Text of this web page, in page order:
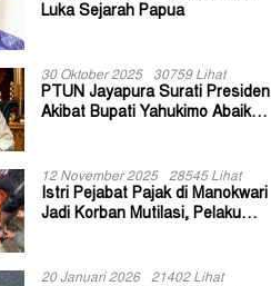
Luka Sejarah Papua
30 Oktober 2025 30759 Lihat
PTUN Jayapura Surati Presiden
Akibat Bupati Yahukimo Abaikan
12 November 2025 28545 Lihat
Istri Pejabat Pajak di Manokwari
Jadi Korban Mutilasi, Pelaku
20 Januari 2026 21402 Lihat